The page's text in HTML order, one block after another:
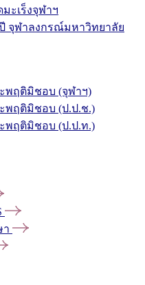
ะเร็งจุฬาฯ
จุฬาลงกรณ์มหาวิทยาลัย
พฤติมิชอบ (จุฬาฯ)
พฤติมิชอบ (ป.ป.ช.)
พฤติมิชอบ (ป.ป.ท.)
า